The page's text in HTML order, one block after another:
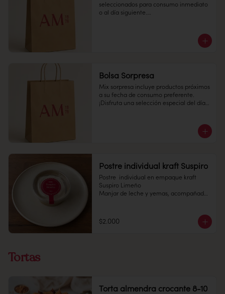
seleccionados para consumo inmediato
o al día siguiente.
Bolsa Sorpresa
Mix sorpresa incluye productos próximos
a su fecha de consumo preferente.
¡Disfruta una selección especial del día a
Postre individual kraft Suspiro
Postre  individual en empaque kraft
Suspiro Limeño
Manjar de leche y yemas, acompañado
Pote 145 cc.
$2.000
Tortas
Torta almendra crocante 8-10